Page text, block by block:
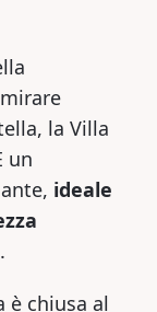
la Villa
un
ideale
è chiusa al